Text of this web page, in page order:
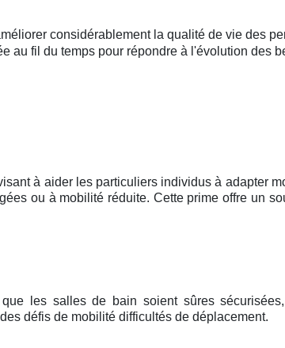
considérablement la qualité de vie des
au fil du temps pour répondre à l'évolution des
à aider les particuliers individus à adapter
ou à mobilité réduite. Cette prime offre un
les salles de bain soient sûres
défis de mobilité difficultés de déplacement.